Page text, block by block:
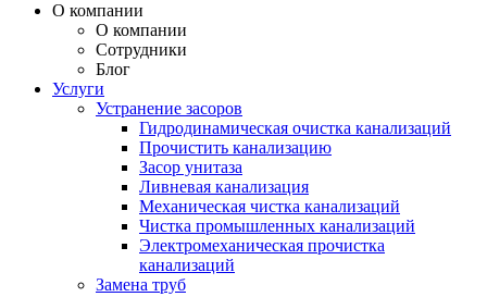
О компании
О компании
Сотрудники
Блог
Услуги
Устранение засоров
Гидродинамическая очистка канализаций
Прочистить канализацию
Засор унитаза
Ливневая канализация
Механическая чистка канализаций
Чистка промышленных канализаций
Электромеханическая прочистка
канализаций
Замена труб